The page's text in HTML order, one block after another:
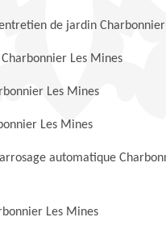
de jardin
Charbonnier Les Mines
Les Mines
Les Mines
automatique
Les Mines